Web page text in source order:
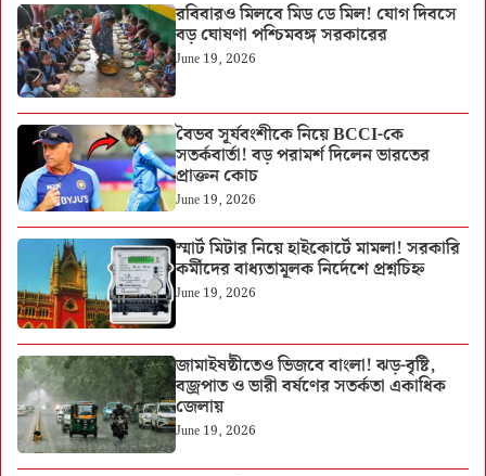
রবিবারও মিলবে মিড ডে মিল! যোগ দিবসে
বড় ঘোষণা পশ্চিমবঙ্গ সরকারের
June 19, 2026
বৈভব সূর্যবংশীকে নিয়ে BCCI-কে
সতর্কবার্তা! বড় পরামর্শ দিলেন ভারতের
প্রাক্তন কোচ
June 19, 2026
স্মার্ট মিটার নিয়ে হাইকোর্টে মামলা! সরকারি
কর্মীদের বাধ্যতামূলক নির্দেশে প্রশ্নচিহ্ন
June 19, 2026
জামাইষষ্ঠীতেও ভিজবে বাংলা! ঝড়-বৃষ্টি,
বজ্রপাত ও ভারী বর্ষণের সতর্কতা একাধিক
জেলায়
June 19, 2026